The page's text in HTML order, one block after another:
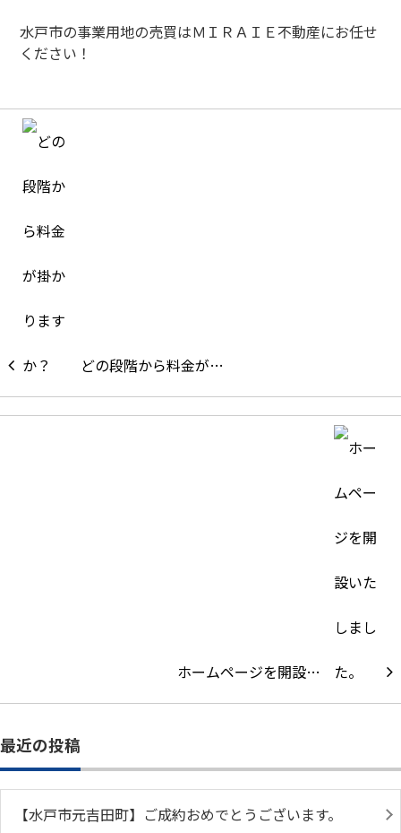
水戸市の事業用地の売買はＭＩＲＡＩＥ不動産にお任せ
ください！
どの段階から料金が…
ホームページを開設…
最近の投稿
【水戸市元吉田町】ご成約おめでとうございます。